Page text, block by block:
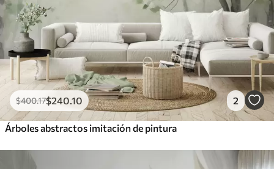
$400.17$240 .10 2
Árboles abstractos imitación de pintura